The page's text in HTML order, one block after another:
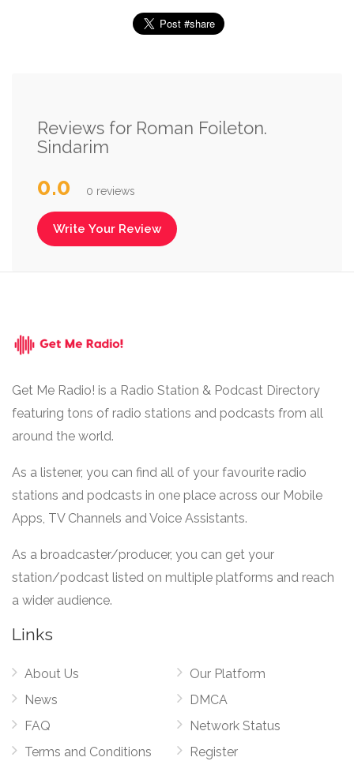
Reviews for Roman Foileton.
Sindarim
0.0 0 reviews
Write Your Review
Get Me Radio! is a Radio Station & Podcast Directory
featuring tons of radio stations and podcasts from all
around the world.
As a listener, you can find all of your favourite radio
stations and podcasts in one place across our Mobile
Apps, TV Channels and Voice Assistants.
As a broadcaster/producer, you can get your
station/podcast listed on multiple platforms and reach
a wider audience.
Links
About Us
News
FAQ
Terms and Conditions
Our Platform
DMCA
Network Status
Register